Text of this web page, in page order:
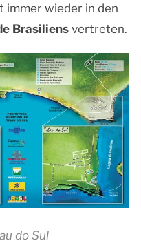
immer wieder in den
Brasiliensvertreten.
do Sul